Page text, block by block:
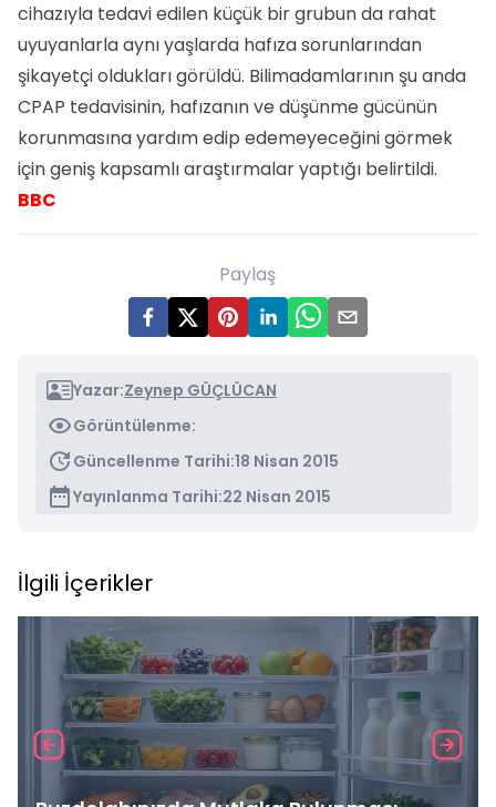
cihazıyla tedavi edilen küçük bir grubun da rahat
uyuyanlarla aynı yaşlarda hafıza sorunlarından
şikayetçi oldukları görüldü. Bilimadamlarının şu anda
CPAP tedavisinin, hafızanın ve düşünme gücünün
korunmasına yardım edip edemeyeceğini görmek
için geniş kapsamlı araştırmalar yaptığı belirtildi.
BBC
Paylaş
Yazar:Zeynep GÜÇLÜCAN
Görüntülenme:
Güncellenme Tarihi:18 Nisan 2015
Yayınlanma Tarihi:22 Nisan 2015
İlgili İçerikler